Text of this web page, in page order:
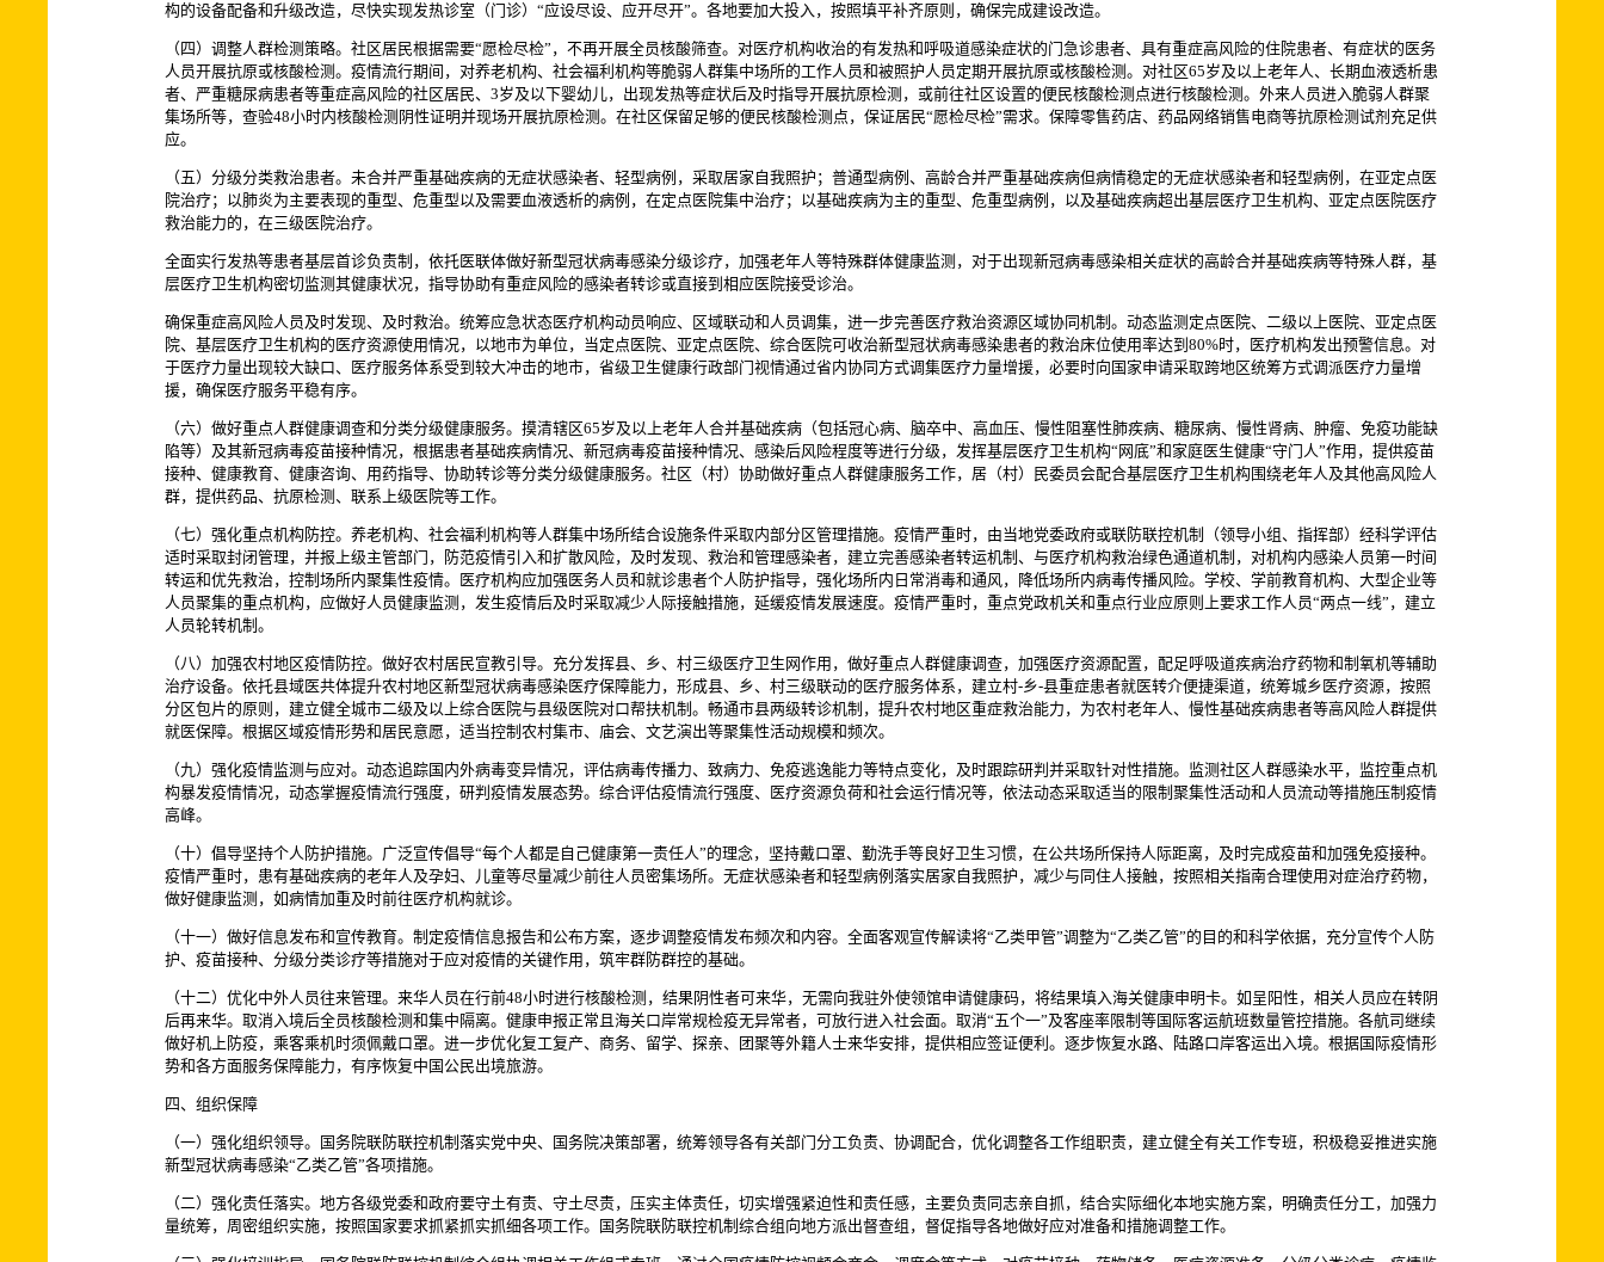
构的设备配备和升级改造，尽快实现发热诊室（门诊）“应设尽设、应开尽开”。各地要加大投入，按照填平补齐原则，确保完成建设改造。
（四）调整人群检测策略。社区居民根据需要“愿检尽检”，不再开展全员核酸筛查。对医疗机构收治的有发热和呼吸道感染症状的门急诊患者、具有重症高风险的住院患者、有症状的医务
人员开展抗原或核酸检测。疫情流行期间，对养老机构、社会福利机构等脆弱人群集中场所的工作人员和被照护人员定期开展抗原或核酸检测。对社区65岁及以上老年人、长期血液透析患
者、严重糖尿病患者等重症高风险的社区居民、3岁及以下婴幼儿，出现发热等症状后及时指导开展抗原检测，或前往社区设置的便民核酸检测点进行核酸检测。外来人员进入脆弱人群聚
集场所等，查验48小时内核酸检测阴性证明并现场开展抗原检测。在社区保留足够的便民核酸检测点，保证居民“愿检尽检”需求。保障零售药店、药品网络销售电商等抗原检测试剂充足供
应。
（五）分级分类救治患者。未合并严重基础疾病的无症状感染者、轻型病例，采取居家自我照护；普通型病例、高龄合并严重基础疾病但病情稳定的无症状感染者和轻型病例，在亚定点医
院治疗；以肺炎为主要表现的重型、危重型以及需要血液透析的病例，在定点医院集中治疗；以基础疾病为主的重型、危重型病例，以及基础疾病超出基层医疗卫生机构、亚定点医院医疗
救治能力的，在三级医院治疗。
全面实行发热等患者基层首诊负责制，依托医联体做好新型冠状病毒感染分级诊疗，加强老年人等特殊群体健康监测，对于出现新冠病毒感染相关症状的高龄合并基础疾病等特殊人群，基
层医疗卫生机构密切监测其健康状况，指导协助有重症风险的感染者转诊或直接到相应医院接受诊治。
确保重症高风险人员及时发现、及时救治。统筹应急状态医疗机构动员响应、区域联动和人员调集，进一步完善医疗救治资源区域协同机制。动态监测定点医院、二级以上医院、亚定点医
院、基层医疗卫生机构的医疗资源使用情况，以地市为单位，当定点医院、亚定点医院、综合医院可收治新型冠状病毒感染患者的救治床位使用率达到80%时，医疗机构发出预警信息。对
于医疗力量出现较大缺口、医疗服务体系受到较大冲击的地市，省级卫生健康行政部门视情通过省内协同方式调集医疗力量增援，必要时向国家申请采取跨地区统筹方式调派医疗力量增
援，确保医疗服务平稳有序。
（六）做好重点人群健康调查和分类分级健康服务。摸清辖区65岁及以上老年人合并基础疾病（包括冠心病、脑卒中、高血压、慢性阻塞性肺疾病、糖尿病、慢性肾病、肿瘤、免疫功能缺
陷等）及其新冠病毒疫苗接种情况，根据患者基础疾病情况、新冠病毒疫苗接种情况、感染后风险程度等进行分级，发挥基层医疗卫生机构“网底”和家庭医生健康“守门人”作用，提供疫苗
接种、健康教育、健康咨询、用药指导、协助转诊等分类分级健康服务。社区（村）协助做好重点人群健康服务工作，居（村）民委员会配合基层医疗卫生机构围绕老年人及其他高风险人
群，提供药品、抗原检测、联系上级医院等工作。
（七）强化重点机构防控。养老机构、社会福利机构等人群集中场所结合设施条件采取内部分区管理措施。疫情严重时，由当地党委政府或联防联控机制（领导小组、指挥部）经科学评估
适时采取封闭管理，并报上级主管部门，防范疫情引入和扩散风险，及时发现、救治和管理感染者，建立完善感染者转运机制、与医疗机构救治绿色通道机制，对机构内感染人员第一时间
转运和优先救治，控制场所内聚集性疫情。医疗机构应加强医务人员和就诊患者个人防护指导，强化场所内日常消毒和通风，降低场所内病毒传播风险。学校、学前教育机构、大型企业等
人员聚集的重点机构，应做好人员健康监测，发生疫情后及时采取减少人际接触措施，延缓疫情发展速度。疫情严重时，重点党政机关和重点行业应原则上要求工作人员“两点一线”，建立
人员轮转机制。
（八）加强农村地区疫情防控。做好农村居民宣教引导。充分发挥县、乡、村三级医疗卫生网作用，做好重点人群健康调查，加强医疗资源配置，配足呼吸道疾病治疗药物和制氧机等辅助
治疗设备。依托县域医共体提升农村地区新型冠状病毒感染医疗保障能力，形成县、乡、村三级联动的医疗服务体系，建立村-乡-县重症患者就医转介便捷渠道，统筹城乡医疗资源，按照
分区包片的原则，建立健全城市二级及以上综合医院与县级医院对口帮扶机制。畅通市县两级转诊机制，提升农村地区重症救治能力，为农村老年人、慢性基础疾病患者等高风险人群提供
就医保障。根据区域疫情形势和居民意愿，适当控制农村集市、庙会、文艺演出等聚集性活动规模和频次。
（九）强化疫情监测与应对。动态追踪国内外病毒变异情况，评估病毒传播力、致病力、免疫逃逸能力等特点变化，及时跟踪研判并采取针对性措施。监测社区人群感染水平，监控重点机
构暴发疫情情况，动态掌握疫情流行强度，研判疫情发展态势。综合评估疫情流行强度、医疗资源负荷和社会运行情况等，依法动态采取适当的限制聚集性活动和人员流动等措施压制疫情
高峰。
（十）倡导坚持个人防护措施。广泛宣传倡导“每个人都是自己健康第一责任人”的理念，坚持戴口罩、勤洗手等良好卫生习惯，在公共场所保持人际距离，及时完成疫苗和加强免疫接种。
疫情严重时，患有基础疾病的老年人及孕妇、儿童等尽量减少前往人员密集场所。无症状感染者和轻型病例落实居家自我照护，减少与同住人接触，按照相关指南合理使用对症治疗药物，
做好健康监测，如病情加重及时前往医疗机构就诊。
（十一）做好信息发布和宣传教育。制定疫情信息报告和公布方案，逐步调整疫情发布频次和内容。全面客观宣传解读将“乙类甲管”调整为“乙类乙管”的目的和科学依据，充分宣传个人防
护、疫苗接种、分级分类诊疗等措施对于应对疫情的关键作用，筑牢群防群控的基础。
（十二）优化中外人员往来管理。来华人员在行前48小时进行核酸检测，结果阴性者可来华，无需向我驻外使领馆申请健康码，将结果填入海关健康申明卡。如呈阳性，相关人员应在转阴
后再来华。取消入境后全员核酸检测和集中隔离。健康申报正常且海关口岸常规检疫无异常者，可放行进入社会面。取消“五个一”及客座率限制等国际客运航班数量管控措施。各航司继续
做好机上防疫，乘客乘机时须佩戴口罩。进一步优化复工复产、商务、留学、探亲、团聚等外籍人士来华安排，提供相应签证便利。逐步恢复水路、陆路口岸客运出入境。根据国际疫情形
势和各方面服务保障能力，有序恢复中国公民出境旅游。
四、组织保障
（一）强化组织领导。国务院联防联控机制落实党中央、国务院决策部署，统筹领导各有关部门分工负责、协调配合，优化调整各工作组职责，建立健全有关工作专班，积极稳妥推进实施
新型冠状病毒感染“乙类乙管”各项措施。
（二）强化责任落实。地方各级党委和政府要守土有责、守土尽责，压实主体责任，切实增强紧迫性和责任感，主要负责同志亲自抓，结合实际细化本地实施方案，明确责任分工，加强力
量统筹，周密组织实施，按照国家要求抓紧抓实抓细各项工作。国务院联防联控机制综合组向地方派出督查组，督促指导各地做好应对准备和措施调整工作。